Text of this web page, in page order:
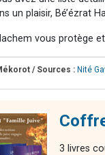
un plaisir, Bé’ézrat
vous protège
/ Sources : Nité
3 livres